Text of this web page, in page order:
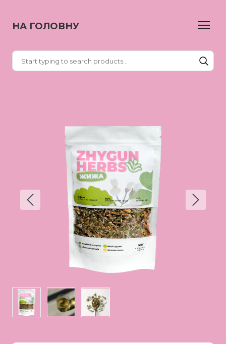
НА ГОЛОВНУ